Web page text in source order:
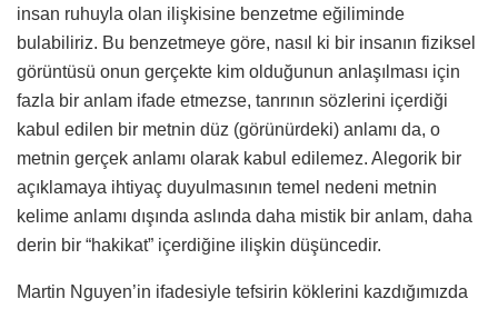
insan ruhuyla olan ilişkisine benzetme eğiliminde
bulabiliriz. Bu benzetmeye göre, nasıl ki bir insanın fiziksel
görüntüsü onun gerçekte kim olduğunun anlaşılması için
fazla bir anlam ifade etmezse, tanrının sözlerini içerdiği
kabul edilen bir metnin düz (görünürdeki) anlamı da, o
metnin gerçek anlamı olarak kabul edilemez. Alegorik bir
açıklamaya ihtiyaç duyulmasının temel nedeni metnin
kelime anlamı dışında aslında daha mistik bir anlam, daha
derin bir “hakikat” içerdiğine ilişkin düşüncedir.
Martin Nguyen’in ifadesiyle tefsirin köklerini kazdığımızda